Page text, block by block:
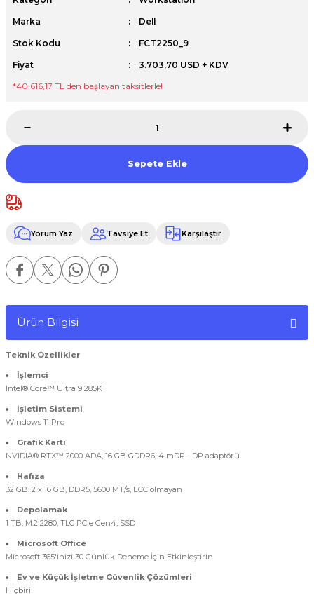
/ XPS+GPU
Marka Dell
Stok Kodu FCT2250_9
Fiyat
3.703,70 USD + KDV
*40.616,17 TL den başlayan taksitlerle!
Sepete Ekle
Yorum Yaz Tavsiye Et Karşılaştır
Ürün Bilgisi
Teknik Özellikler
İşlemci
Intel® Core™ Ultra 9 285K
İşletim Sistemi
Windows 11 Pro
Grafik Kartı
NVIDIA® RTX™ 2000 ADA, 16 GB GDDR6, 4 mDP - DP adaptörü
Hafıza
32 GB: 2 x 16 GB, DDR5, 5600 MT/s, ECC olmayan
Depolamak
1 TB, M.2 2280, TLC PCIe Gen4, SSD
Microsoft Office
Microsoft 365'inizi 30 Günlük Deneme İçin Etkinleştirin
Ev ve Küçük İşletme Güvenlik Çözümleri
Hiçbiri